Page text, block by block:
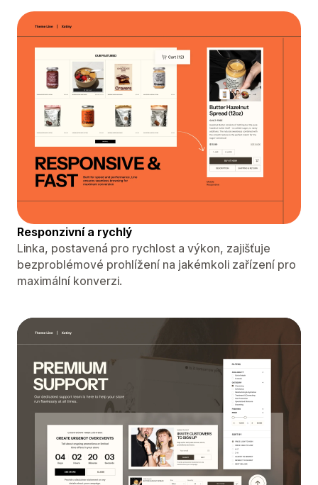
Responzivní a rychlý
Linka, postavená pro rychlost a výkon, zajišťuje
bezproblémové prohlížení na jakémkoli zařízení pro
maximální konverzi.